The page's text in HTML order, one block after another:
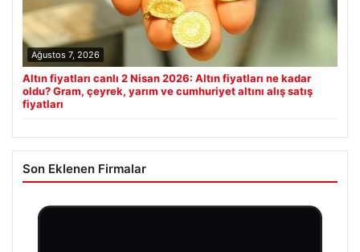
Ağustos 7, 2026
Altın fiyatları canlı 2 Nisan 2026: Altın fiyatları ne kadar
oldu? Gram, çeyrek, yarım ve cumhuriyet altını alış satış
fiyatları
Son Eklenen Firmalar